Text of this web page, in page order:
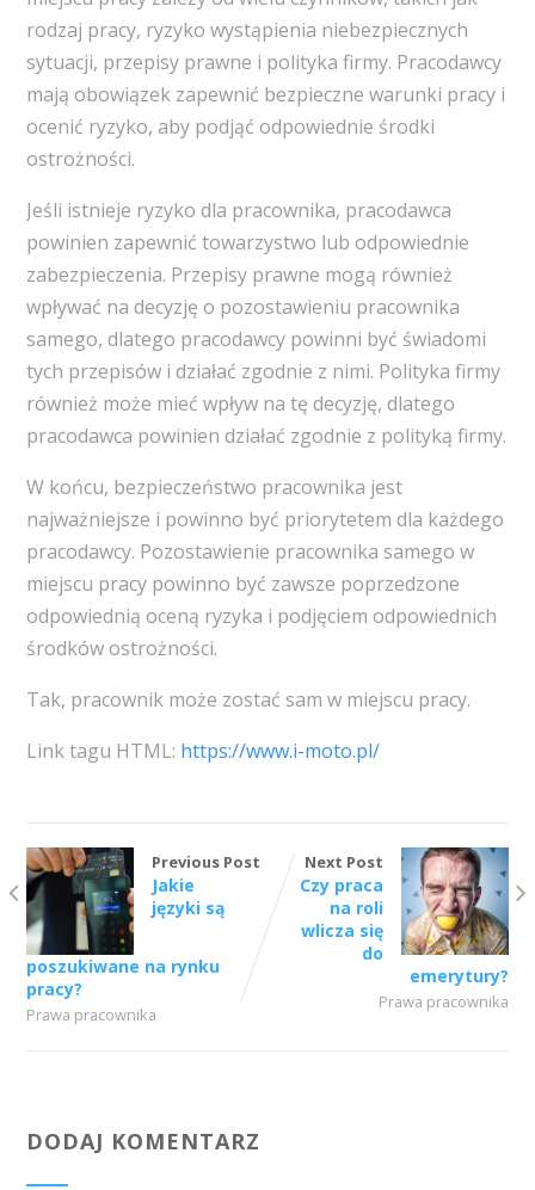
rodzaj pracy, ryzyko wystąpienia niebezpiecznych
sytuacji, przepisy prawne i polityka firmy. Pracodawcy
mają obowiązek zapewnić bezpieczne warunki pracy i
ocenić ryzyko, aby podjąć odpowiednie środki
ostrożności.
Jeśli istnieje ryzyko dla pracownika, pracodawca
powinien zapewnić towarzystwo lub odpowiednie
zabezpieczenia. Przepisy prawne mogą również
wpływać na decyzję o pozostawieniu pracownika
samego, dlatego pracodawcy powinni być świadomi
tych przepisów i działać zgodnie z nimi. Polityka firmy
również może mieć wpływ na tę decyzję, dlatego
pracodawca powinien działać zgodnie z polityką firmy.
W końcu, bezpieczeństwo pracownika jest
najważniejsze i powinno być priorytetem dla każdego
pracodawcy. Pozostawienie pracownika samego w
miejscu pracy powinno być zawsze poprzedzone
odpowiednią oceną ryzyka i podjęciem odpowiednich
środków ostrożności.
Tak, pracownik może zostać sam w miejscu pracy.
Link tagu HTML: https://www.i-moto.pl/
Previous Post
Jakie
języki są
poszukiwane na rynku
pracy?
Prawa pracownika
Next Post
Czy praca
na roli
wlicza się
do
emerytury?
Prawa pracownika
DODAJ KOMENTARZ